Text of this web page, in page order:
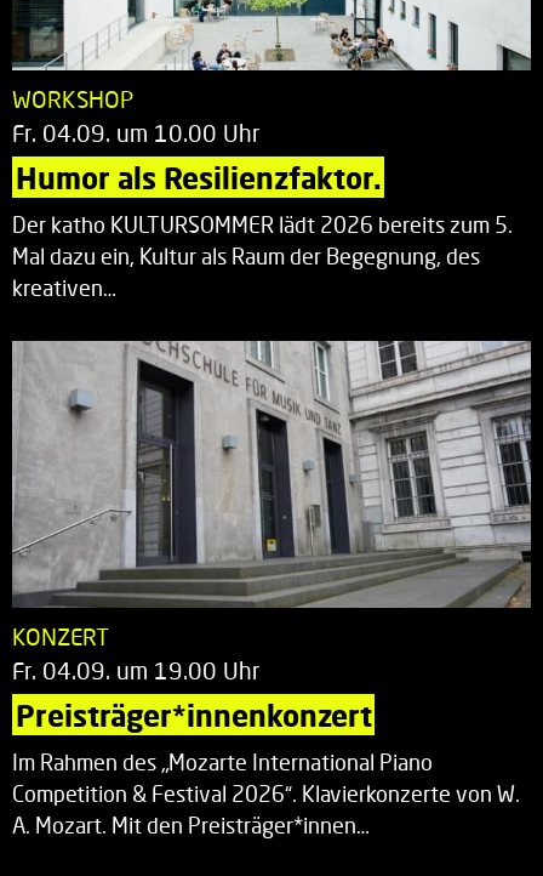
WORKSHOP
Fr. 04.09. um 10.00 Uhr
Humor als Resilienzfaktor.
Der katho KULTURSOMMER lädt 2026 bereits zum 5.
Mal dazu ein, Kultur als Raum der Begegnung, des
kreativen…
KONZERT
Fr. 04.09. um 19.00 Uhr
Preisträger*innenkonzert
Im Rahmen des „Mozarte International Piano
Competition & Festival 2026“. Klavierkonzerte von W.
A. Mozart. Mit den Preisträger*innen…